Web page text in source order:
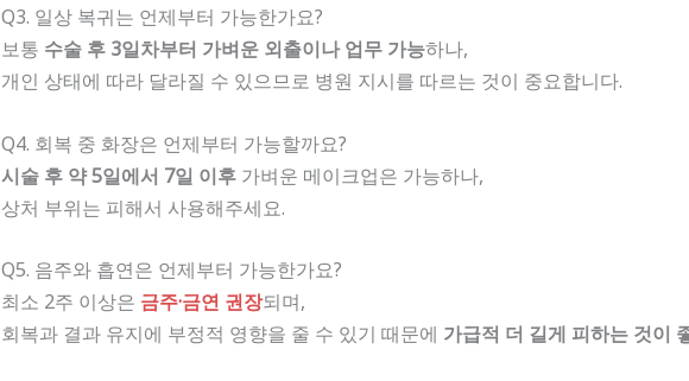
Q3. 일상 복귀는 언제부터 가능한가요?
보통 수술 후 3일차부터 가벼운 외출이나 업무 가능하나,
개인 상태에 따라 달라질 수 있으므로 병원 지시를 따르는 것이 중요합니다.
Q4. 회복 중 화장은 언제부터 가능할까요?
시술 후 약 5일에서 7일 이후 가벼운 메이크업은 가능하나,
상처 부위는 피해서 사용해주세요.
Q5. 음주와 흡연은 언제부터 가능한가요?
최소 2주 이상은 금주·금연 권장되며,
회복과 결과 유지에 부정적 영향을 줄 수 있기 때문에 가급적 더 길게 피하는 것이